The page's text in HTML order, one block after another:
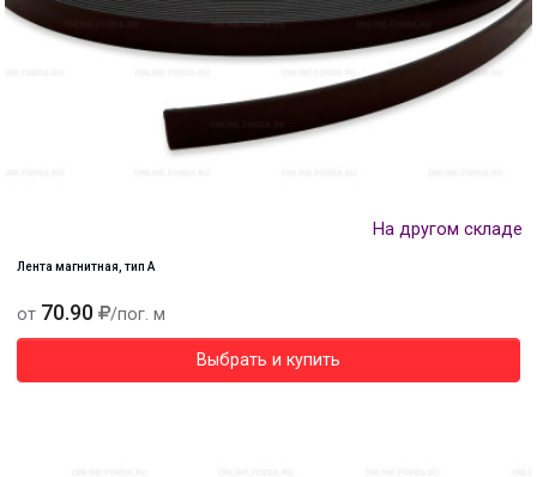
На другом складе
Лента магнитная, тип А
от 70.90 /пог. м
Выбрать и купить